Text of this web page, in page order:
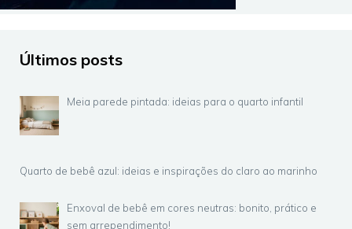
Últimos posts
Meia parede pintada: ideias para o quarto infantil
Quarto de bebê azul: ideias e inspirações do claro ao marinho
Enxoval de bebê em cores neutras: bonito, prático e
sem arrependimento!